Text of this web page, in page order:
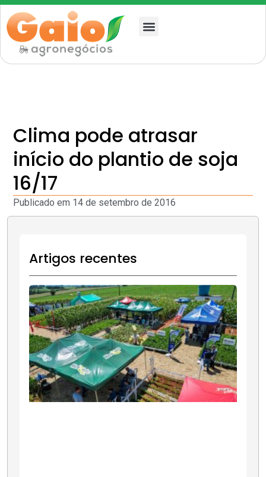
Clima pode atrasar
início do plantio de soja
16/17
Publicado em 14 de setembro de 2016
Artigos recentes